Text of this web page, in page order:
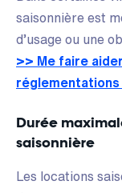
saisonnière est
d’usage ou une
>> Me faire
réglementations
Durée
saisonnière
Les locations